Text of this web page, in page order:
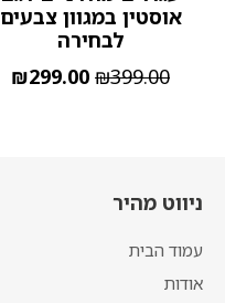
אוסטין במגוון צבעים
לבחירה
₪399.00
₪299.00
ניווט מהיר
עמוד הבית
אודות